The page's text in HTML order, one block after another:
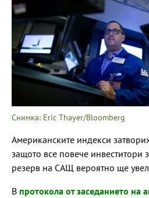
Снимка: Eric Thayer/Bloomberg
Американските индекси
защото все повече инвеститори
резерв на САЩ вероятно ще
В протокола от заседанието на